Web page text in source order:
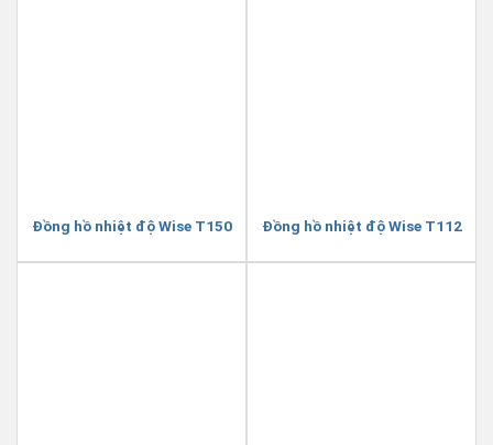
Đồng hồ nhiệt độ Wise T150 Đồng hồ nhiệt độ Wise T112